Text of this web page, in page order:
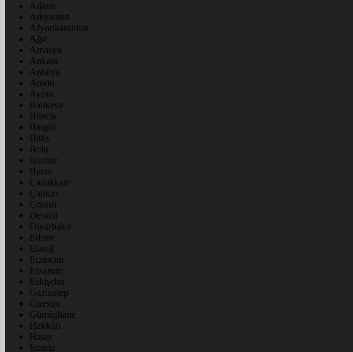
Adana
Adıyaman
Afyonkarahisar
Ağrı
Amasya
Ankara
Antalya
Artvin
Aydın
Balıkesir
Bilecik
Bingöl
Bitlis
Bolu
Burdur
Bursa
Çanakkale
Çankırı
Çorum
Denizli
Diyarbakır
Edirne
Elazığ
Erzincan
Erzurum
Eskişehir
Gaziantep
Giresun
Gümüşhane
Hakkâri
Hatay
Isparta